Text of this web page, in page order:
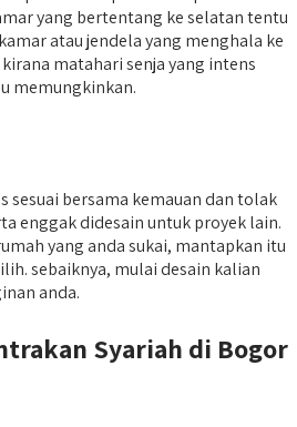
yang bertentang ke selatan tentu
atau jendela yang menghala ke
matahari senja yang intens
memungkinkan.
sesuai bersama kemauan dan tolak
enggak didesain untuk proyek lain.
yang anda sukai, mantapkan itu
sebaiknya, mulai desain kalian
anda.
Syariah di Bogor